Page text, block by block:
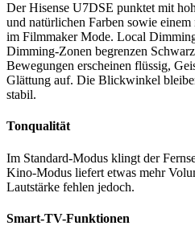
Der Hisense U7DSE punktet mit
und natürlichen Farben sowie
im Filmmaker Mode. Local
Dimming-Zonen begrenzen
Bewegungen erscheinen flüssig,
Glättung auf. Die Blickwinkel
stabil.
Tonqualität
Im Standard-Modus klingt der
Kino-Modus liefert etwas mehr
Lautstärke fehlen jedoch.
Smart-TV-Funktionen